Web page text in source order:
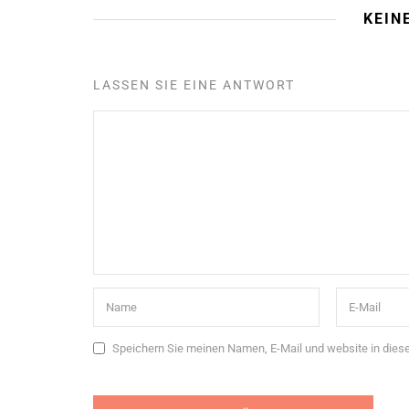
LASSEN SIE EINE ANTWORT
Speichern Sie meinen Namen, E-Mail und website in